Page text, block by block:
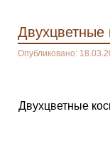
Двухцветные
Опубликовано:
Двухцветные